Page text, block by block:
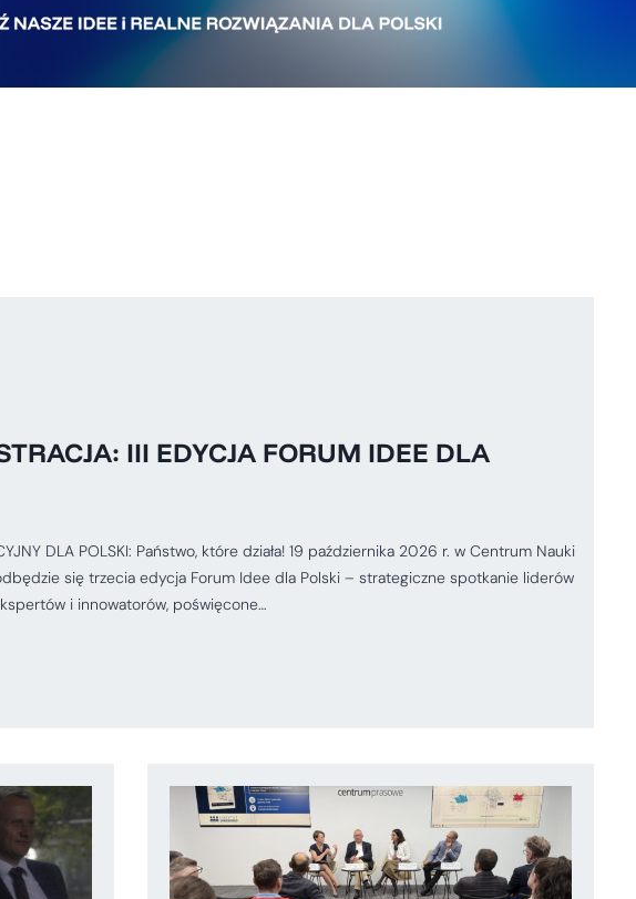
III EDYCJA FORUM IDEE DLA
DLA POLSKI: Państwo, które działa! 19 października 2026 r. w Centrum Nauki
się trzecia edycja Forum Idee dla Polski – strategiczne spotkanie liderów
i innowatorów, poświęcone…